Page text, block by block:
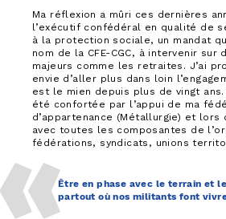
Ma réflexion a mûri ces dernières
l’exécutif confédéral en qualité de
à la protection sociale, un mandat
nom de la CFE-CGC, à intervenir sur
majeurs comme les retraites. J’ai
envie d’aller plus dans loin
est le mien depuis plus de vingt
été confortée par l’appui de ma
d’appartenance (Métallurgie) et lors
avec toutes les composantes de
fédérations, syndicats, unions
Être en phase avec le terrain et
partout où nos militants font